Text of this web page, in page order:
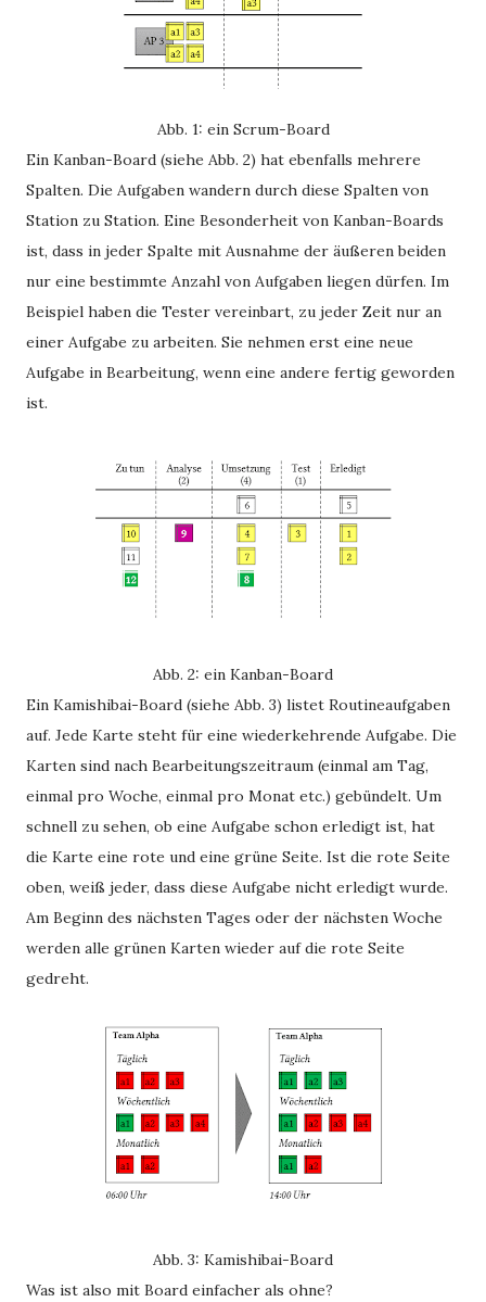
Abb. 1: ein Scrum-Board
Ein Kanban-Board (siehe Abb. 2) hat ebenfalls mehrere
Spalten. Die Aufgaben wandern durch diese Spalten von
Station zu Station. Eine Besonderheit von Kanban-Boards
ist, dass in jeder Spalte mit Ausnahme der äußeren beiden
nur eine bestimmte Anzahl von Aufgaben liegen dürfen. Im
Beispiel haben die Tester vereinbart, zu jeder Zeit nur an
einer Aufgabe zu arbeiten. Sie nehmen erst eine neue
Aufgabe in Bearbeitung, wenn eine andere fertig geworden
ist.
Abb. 2: ein Kanban-Board
Ein Kamishibai-Board (siehe Abb. 3) listet Routineaufgaben
auf. Jede Karte steht für eine wiederkehrende Aufgabe. Die
Karten sind nach Bearbeitungszeitraum (einmal am Tag,
einmal pro Woche, einmal pro Monat etc.) gebündelt. Um
schnell zu sehen, ob eine Aufgabe schon erledigt ist, hat
die Karte eine rote und eine grüne Seite. Ist die rote Seite
oben, weiß jeder, dass diese Aufgabe nicht erledigt wurde.
Am Beginn des nächsten Tages oder der nächsten Woche
werden alle grünen Karten wieder auf die rote Seite
gedreht.
Abb. 3: Kamishibai-Board
Was ist also mit Board einfacher als ohne?